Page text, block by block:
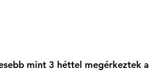
mint 3 héttel megérkeztek a